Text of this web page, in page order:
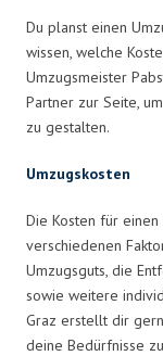
Du planst einen
wissen, welche
Umzugsmeister
Partner zur Seite,
zu gestalten.
Umzugskosten
Die Kosten für
verschiedenen
Umzugsguts, die
sowie weitere
Graz erstellt dir
deine Bedürfnisse